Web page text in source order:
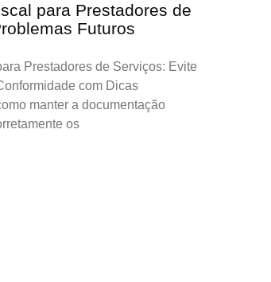
para Prestadores de
Futuros
Prestadores de Serviços: Evite
com Dicas
manter a documentação
os